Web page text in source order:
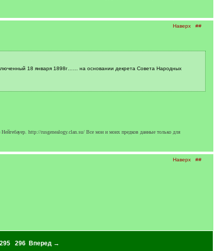
Наверх ##
18 января 1898г…… на основании декрета Совета Народных
http://rusgenealogy.clan.su/ Все мои и моих предков данные только для
Наверх ##
295 296
Вперед →